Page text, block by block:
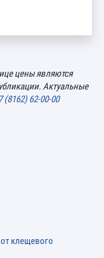
цены являются
Актуальные
(8162) 62-00-00
клещевого